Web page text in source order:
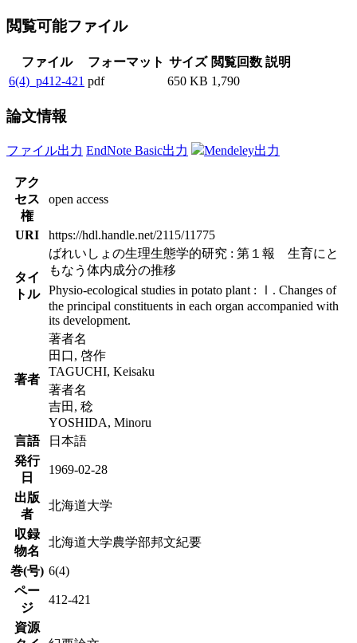
閲覧可能ファイル
ファイル フォーマット サイズ 閲覧回数 説明
6(4)_p412-421 pdf 650 KB 1,790
論文情報
ファイル出力 EndNote Basic出力 Mendeley出力
アク
セス
権
open access
URI https://hdl.handle.net/2115/11775
タイ
トル
ばれいしょの生理生態学的研究 : 第１報 生育にと
もなう体内成分の推移
Physio-ecological studies in potato plant : Ⅰ. Changes of
the principal constituents in each organ accompanied with
its development.
著者
著者名
田口, 啓作
TAGUCHI, Keisaku
著者名
吉田, 稔
YOSHIDA, Minoru
言語
日本語
発行
日
1969-02-28
出版
者
北海道大学
収録
物名
北海道大学農学部邦文紀要
巻(号) 6(4)
ペー
ジ
412-421
資源